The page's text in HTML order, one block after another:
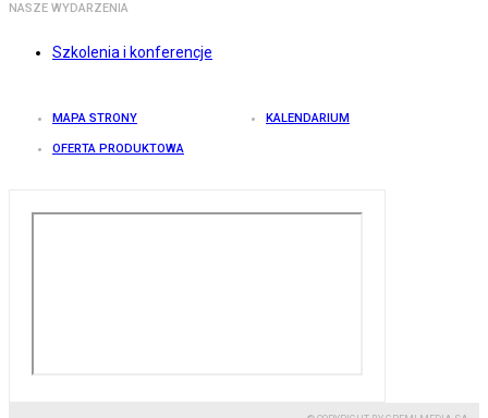
NASZE WYDARZENIA
Szkolenia i konferencje
MAPA STRONY KALENDARIUM
OFERTA PRODUKTOWA